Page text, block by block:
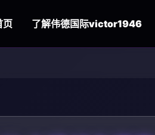
页 了解伟德国际victor1946